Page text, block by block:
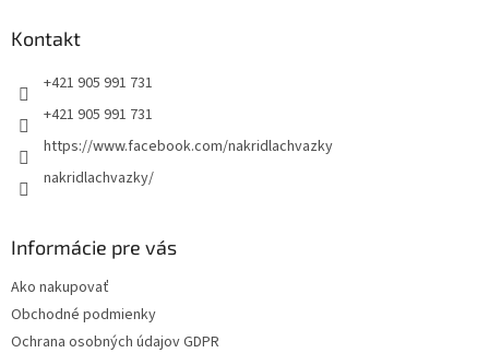
Kontakt
+421 905 991 731
+421 905 991 731
https://www.facebook.com/nakridlachvazky
nakridlachvazky/
Informácie pre vás
Ako nakupovať
Obchodné podmienky
Ochrana osobných údajov GDPR